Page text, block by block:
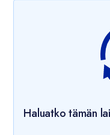
Haluatko tämän